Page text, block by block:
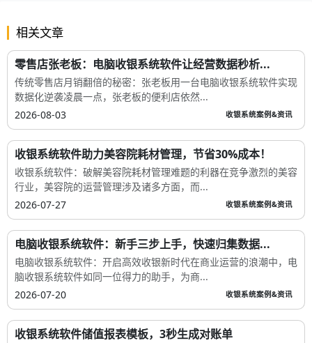
相关文章
零售店张老板：电脑收银系统软件让经营数据秒析...
传统零售店月销翻倍的秘密：张老板用一台电脑收银系统软件实现
数据化逆袭凌晨一点，张老板的便利店依然...
2026-08-03
收银系统案例&资讯
收银系统软件助力美容院耗材管理，节省30%成本！
收银系统软件：破解美容院耗材管理难题的利器在竞争激烈的美容
行业，美容院的运营管理涉及诸多方面，而...
2026-07-27
收银系统案例&资讯
电脑收银系统软件：新手三步上手，快速归集数据...
电脑收银系统软件：开启高效收银新时代在商业运营的浪潮中，电
脑收银系统软件如同一位得力的助手，为商...
2026-07-20
收银系统案例&资讯
收银系统软件储值报表模板，3秒生成对账单